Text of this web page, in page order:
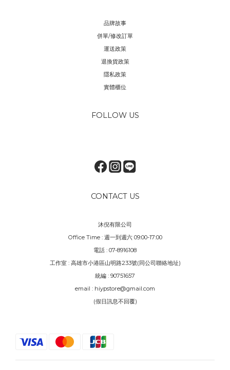
品牌故事
併單/修改訂單
運送政策
退換貨政策
隱私政策
實體櫃位
FOLLOW US
CONTACT US
沐倪有限公司
Office Time : 週一到週六 09:00-17:00
電話 : 07-8916108
工作室 : 高雄市小港區山明路233號(同公司聯絡地址)
統編 : 90751657
email : hiypstore@gmail.com
(假日訊息不回覆)